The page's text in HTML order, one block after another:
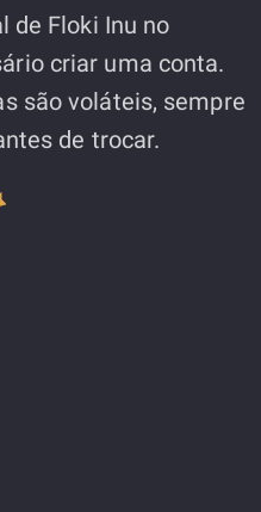
de Floki Inu no
criar uma conta.
são voláteis, sempre
de trocar.